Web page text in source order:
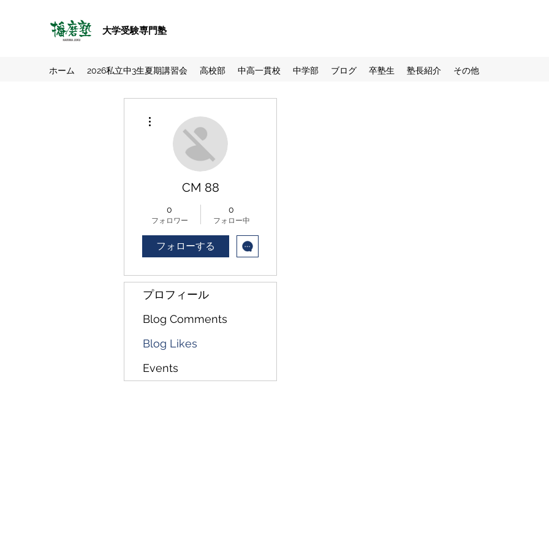
大学受験専門塾
ホーム 2026私立中3生夏期講習会 高校部 中高一貫校 中学部 ブログ 卒塾生 塾長紹介 その他
CM 88
0
フォロワー
0
フォロー中
フォローする
プロフィール
Blog Comments
Blog Likes
Events